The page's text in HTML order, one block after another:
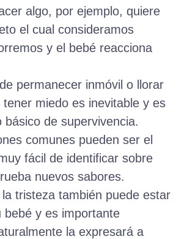
algo, por ejemplo, quiere
el cual consideramos
y el bebé reacciona
permanecer inmóvil o llorar
tener miedo es inevitable y es
básico de supervivencia.
comunes pueden ser el
fácil de identificar sobre
nuevos sabores.
tristeza también puede estar
bebé y es importante
la expresará a